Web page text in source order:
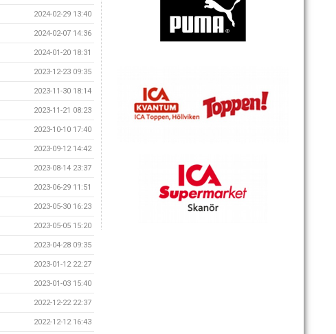
2024-02-29 13:40
2024-02-07 14:36
2024-01-20 18:31
2023-12-23 09:35
2023-11-30 18:14
2023-11-21 08:23
2023-10-10 17:40
2023-09-12 14:42
2023-08-14 23:37
2023-06-29 11:51
2023-05-30 16:23
2023-05-05 15:20
2023-04-28 09:35
2023-01-12 22:27
2023-01-03 15:40
2022-12-22 22:37
2022-12-12 16:43